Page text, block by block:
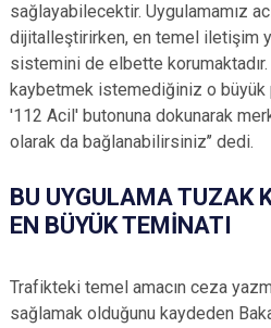
sağlayabilecektir. Uygulamamız
dijitalleştirirken, en temel iletişim
sistemini de elbette
kaybetmek istemediğiniz o büyük
'112 Acil' butonuna dokunarak
olarak da bağlanabilirsiniz’’ dedi.
BU UYGULAMA TUZAK
EN BÜYÜK TEMİNATI
Trafikteki temel amacın ceza
sağlamak olduğunu kaydeden